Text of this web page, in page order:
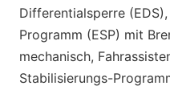
Differentialsperre
Programm (ESP) mit
mechanisch,
Stabilisierungs-